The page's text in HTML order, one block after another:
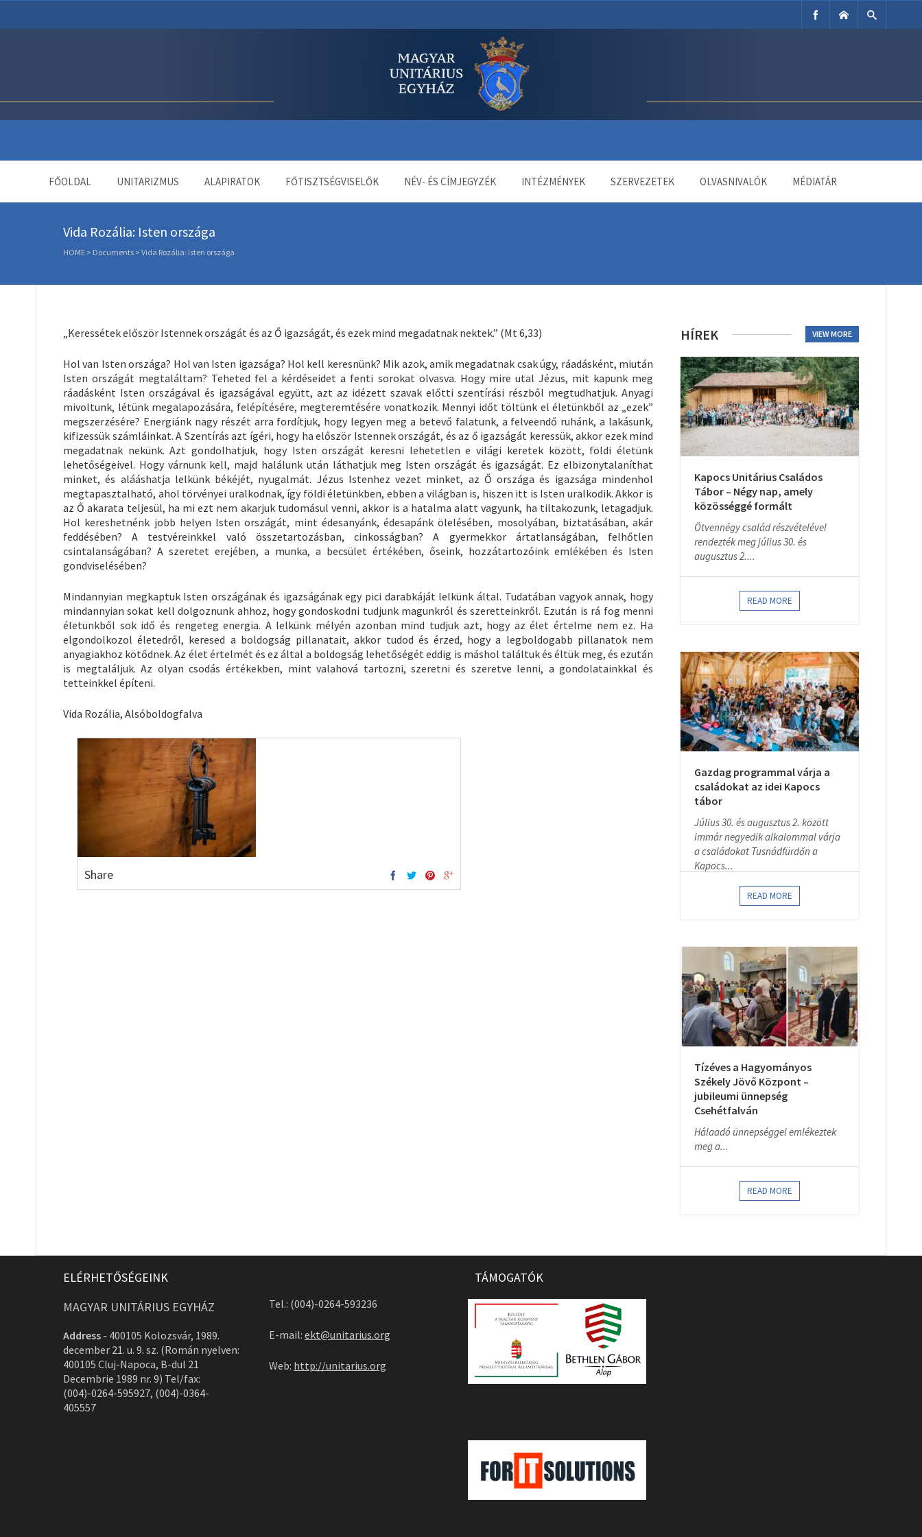
FŐOLDAL UNITARIZMUS ALAPIRATOK FŐTISZTSÉGVISELŐK NÉV- ÉS CÍMJEGYZÉK INTÉZMÉNYEK SZERVEZETEK OLVASNIVALÓK MÉDIATÁR
Vida Rozália: Isten országa
HOME > Documents > Vida Rozália: Isten országa
„Keressétek először Istennek országát és az Ő igazságát, és ezek mind megadatnak nektek.” (Mt 6,33)
Hol van Isten országa? Hol van Isten igazsága? Hol kell keresnünk? Mik azok, amik megadatnak csak úgy, ráadásként, miután
Isten országát megtaláltam? Teheted fel a kérdéseidet a fenti sorokat olvasva. Hogy mire utal Jézus, mit kapunk meg
ráadásként Isten országával és igazságával együtt, azt az idézett szavak előtti szentírási részből megtudhatjuk. Anyagi
mivoltunk, létünk megalapozására, felépítésére, megteremtésére vonatkozik. Mennyi időt töltünk el életünkből az „ezek”
megszerzésére? Energiánk nagy részét arra fordítjuk, hogy legyen meg a betevő falatunk, a felveendő ruhánk, a lakásunk,
kifizessük számláinkat. A Szentírás azt ígéri, hogy ha először Istennek országát, és az ő igazságát keressük, akkor ezek mind
megadatnak nekünk. Azt gondolhatjuk, hogy Isten országát keresni lehetetlen e világi keretek között, földi életünk
lehetőségeivel. Hogy várnunk kell, majd halálunk után láthatjuk meg Isten országát és igazságát. Ez elbizonytalaníthat
minket, és alááshatja lelkünk békéjét, nyugalmát. Jézus Istenhez vezet minket, az Ő országa és igazsága mindenhol
megtapasztalható, ahol törvényei uralkodnak, így földi életünkben, ebben a világban is, hiszen itt is Isten uralkodik. Akkor is
az Ő akarata teljesül, ha mi ezt nem akarjuk tudomásul venni, akkor is a hatalma alatt vagyunk, ha tiltakozunk, letagadjuk.
Hol kereshetnénk jobb helyen Isten országát, mint édesanyánk, édesapánk ölelésében, mosolyában, biztatásában, akár
feddésében? A testvéreinkkel való összetartozásban, cinkosságban? A gyermekkor ártatlanságában, felhőtlen
csintalanságában? A szeretet erejében, a munka, a becsület értékében, őseink, hozzátartozóink emlékében és Isten
gondviselésében?
Mindannyian megkaptuk Isten országának és igazságának egy pici darabkáját lelkünk által. Tudatában vagyok annak, hogy
mindannyian sokat kell dolgoznunk ahhoz, hogy gondoskodni tudjunk magunkról és szeretteinkről. Ezután is rá fog menni
életünkből sok idő és rengeteg energia. A lelkünk mélyén azonban mind tudjuk azt, hogy az élet értelme nem ez. Ha
elgondolkozol életedről, keresed a boldogság pillanatait, akkor tudod és érzed, hogy a legboldogabb pillanatok nem
anyagiakhoz kötődnek. Az élet értelmét és ez által a boldogság lehetőségét eddig is máshol találtuk és éltük meg, és ezután
is megtaláljuk. Az olyan csodás értékekben, mint valahová tartozni, szeretni és szeretve lenni, a gondolatainkkal és
tetteinkkel építeni.
Vida Rozália, Alsóboldogfalva
Share
HÍREK VIEW MORE
Kapocs Unitárius Családos
Tábor – Négy nap, amely
közösséggé formált
Ötvennégy család részvételével
rendezték meg július 30. és
augusztus 2....
READ MORE
Gazdag programmal várja a
családokat az idei Kapocs
tábor
Július 30. és augusztus 2. között
immár negyedik alkalommal várja
a családokat Tusnádfürdőn a
Kapocs...
READ MORE
Tízéves a Hagyományos
Székely Jövő Központ –
jubileumi ünnepség
Csehétfalván
Hálaadó ünnepséggel emlékeztek
meg a...
READ MORE
ELÉRHETŐSÉGEINK
MAGYAR UNITÁRIUS EGYHÁZ
Address - 400105 Kolozsvár, 1989.
december 21. u. 9. sz. (Román nyelven:
400105 Cluj-Napoca, B-dul 21
Decembrie 1989 nr. 9) Tel/fax:
(004)-0264-595927, (004)-0364-
405557
Tel.: (004)-0264-593236
E-mail: ekt@unitarius.org
Web: http://unitarius.org
TÁMOGATÓK